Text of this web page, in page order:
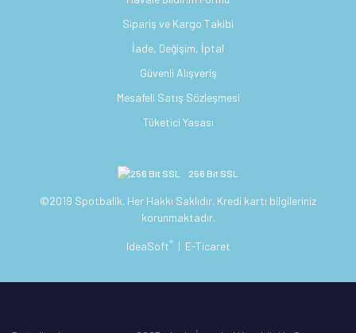
Sipariş ve Kargo Takibi
İade, Değişim, İptal
Güvenli Alışveriş
Mesafeli Satış Sözleşmesi
Tüketici Yasası
256 Bit SSL
©2019 Spotbalik. Her Hakkı Saklıdır. Kredi kartı bilgileriniz
korunmaktadır.
IdeaSoft® | E-Ticaret